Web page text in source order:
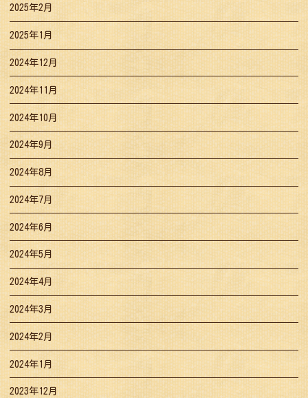
2025年2月
2025年1月
2024年12月
2024年11月
2024年10月
2024年9月
2024年8月
2024年7月
2024年6月
2024年5月
2024年4月
2024年3月
2024年2月
2024年1月
2023年12月